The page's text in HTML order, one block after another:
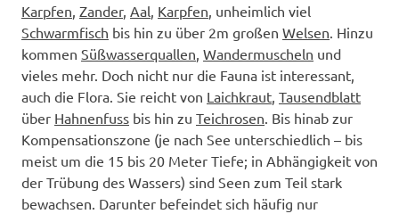
Karpfen Zander, Aal Karpfen , unheimlich viel
Schwarmfisch bis hin zu über 2m großen Welsen . Hinzu
kommen Süßwasserquallen Wandermuscheln und
vieles mehr. Doch nicht nur die Fauna ist interessant,
auch die Flora. Sie reicht von Laichkraut Tausendblatt
über Hahnenfuss bis hin zu Teichrosen . Bis hinab zur
Kompensationszone (je nach See unterschiedlich – bis
meist um die 15 bis 20 Meter Tiefe; in Abhängigkeit von
der Trübung des Wassers) sind Seen zum Teil stark
bewachsen. Darunter befeindet sich häufig nur